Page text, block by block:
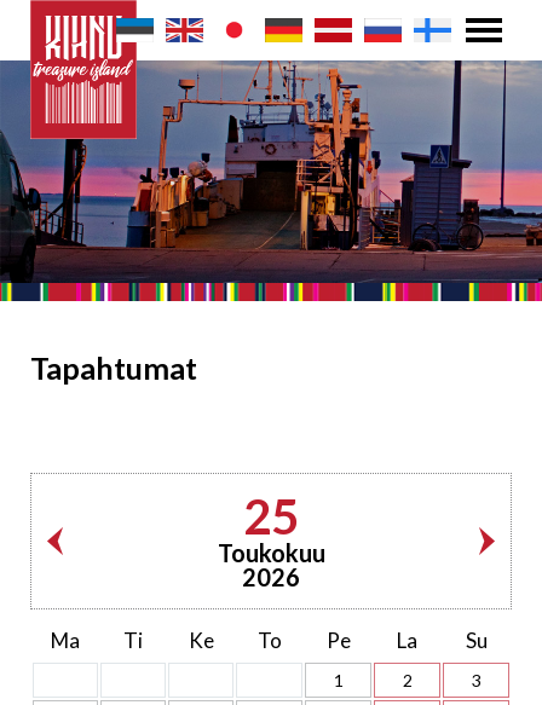
Tapahtumat
25
Toukokuu
2026
Ma Ti Ke To Pe La Su
1 2
3